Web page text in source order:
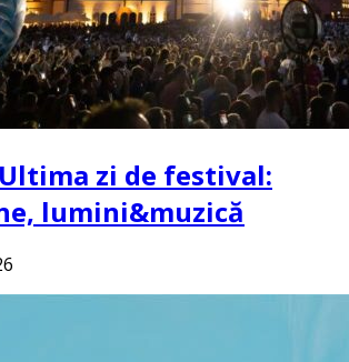
zi de festival:
lumini&muzică